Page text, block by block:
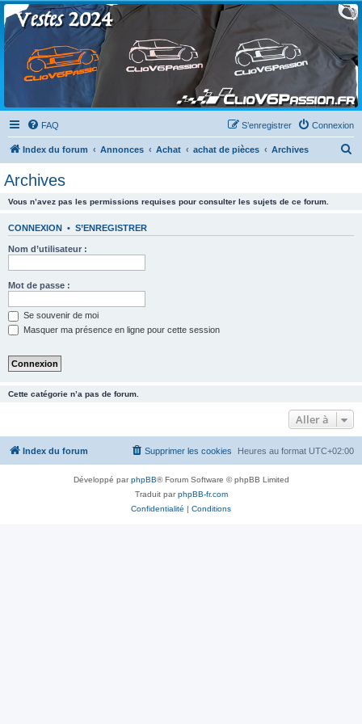
Clio V6 Passion
Le site français des passionnés de Clio V6
FAQ Connexion
S’enregistrer
Index du forum Annonces Achat achat de pièces Archives
Archives
Vous n’avez pas les permissions requises pour consulter les sujets de ce forum.
CONNEXION • S’ENREGISTRER
Nom d’utilisateur :
Mot de passe :
Se souvenir de moi
Masquer ma présence en ligne pour cette session
Cette catégorie n’a pas de forum.
Aller à
Index du forum Heures au format UTC+02:00
Supprimer les cookies
Développé parphpBB® Forum Software © phpBB Limited
Traduit parphpBB-fr.com
Confidentialité | Conditions